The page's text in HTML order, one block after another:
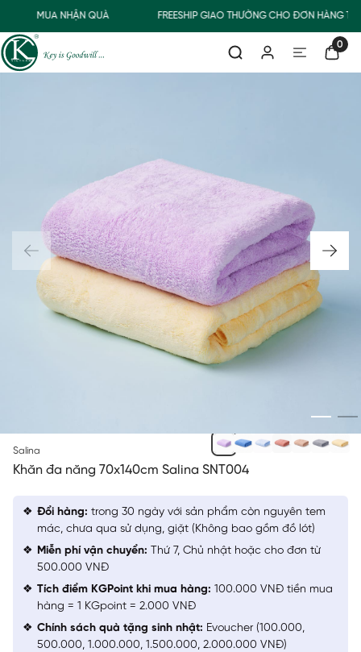
MUA NHẬN QUÀ FREESHIP GIAO THƯỜNG CHO ĐƠN HÀNG
0
Salina
Khăn đa năng 70x140cm Salina SNT004
Đổi hàng: trong 30 ngày với sản phẩm còn nguyên tem
mác, chưa qua sử dụng, giặt (Không bao gồm đồ lót)
Miễn phí vận chuyển: Thứ 7, Chủ nhật hoặc cho đơn từ
500.000 VNĐ
Tích điểm KGPoint khi mua hàng: 100.000 VNĐ tiền mua
hàng = 1 KGpoint = 2.000 VNĐ
Chính sách quà tặng sinh nhật: Evoucher (100.000,
500.000, 1.000.000, 1.500.000, 2.000.000 VNĐ)